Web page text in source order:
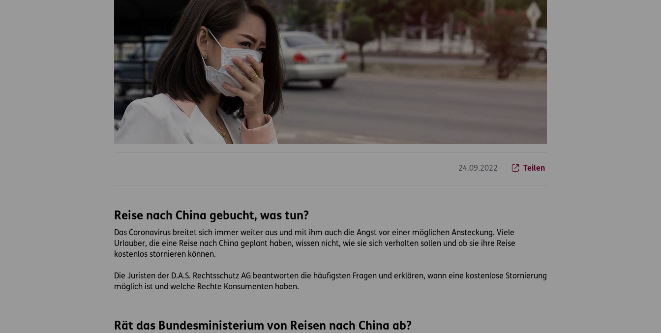
24.09.2022 Teilen
Reise nach China gebucht, was tun?
Das Coronavirus breitet sich immer weiter aus und mit ihm auch die Angst vor einer möglichen Ansteckung. Viele
Urlauber, die eine Reise nach China geplant haben, wissen nicht, wie sie sich verhalten sollen und ob sie ihre Reise
kostenlos stornieren können.
Die Juristen der D.A.S. Rechtsschutz AG beantworten die häufigsten Fragen und erklären, wann eine kostenlose Stornierung
möglich ist und welche Rechte Konsumenten haben.
Rät das Bundesministerium von Reisen nach China ab?